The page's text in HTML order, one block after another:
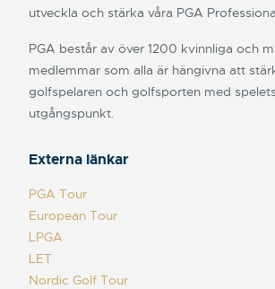
utveckla och stärka våra PGA
PGA består av över 1200 kvinnliga och
medlemmar som alla är hängivna att
golfspelaren och golfsporten med
utgångspunkt.
Externa länkar
PGA Tour
European Tour
LPGA
LET
Nordic Golf Tour